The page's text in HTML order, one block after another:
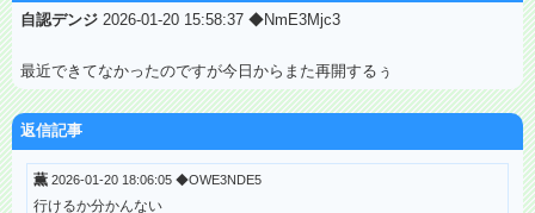
自認デンジ 2026-01-20 15:58:37 ◆NmE3Mjc3
最近できてなかったのですが今日からまた再開するぅ
返信記事
薫 2026-01-20 18:06:05 ◆OWE3NDE5
行けるか分かんない